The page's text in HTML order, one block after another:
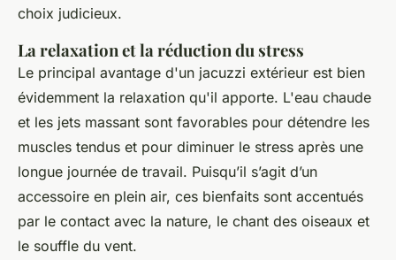
choix judicieux.
La relaxation et la réduction du stress
Le principal avantage d'un jacuzzi extérieur est bien
évidemment la relaxation qu'il apporte. L'eau chaude
et les jets massant sont favorables pour détendre les
muscles tendus et pour diminuer le stress après une
longue journée de travail. Puisqu’il s’agit d’un
accessoire en plein air, ces bienfaits sont accentués
par le contact avec la nature, le chant des oiseaux et
le souffle du vent.